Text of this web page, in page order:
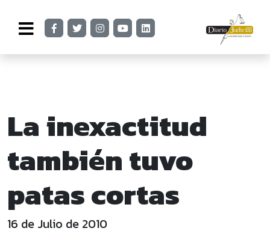
La inexactitud
también tuvo
patas cortas
16 de Julio de 2010